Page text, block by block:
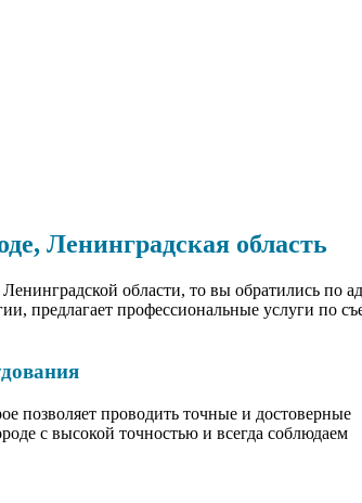
Ленинградская область
области, то вы обратились по
предлагает профессиональные услуги по
позволяет проводить точные и достоверные
с высокой точностью и всегда соблюдаем